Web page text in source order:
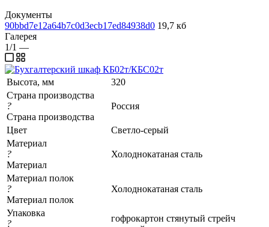
Документы
90bbd7e12a64b7c0d3ecb17ed84938d0 19,7 кб
Галерея
1/1 —
Высота, мм
320
Страна производства
?
Страна производства
Россия
Цвет
Светло-серый
Материал
?
Материал
Холоднокатаная сталь
Материал полок
?
Материал полок
Холоднокатаная сталь
Упаковка
?
гофрокартон стянутый стрейч